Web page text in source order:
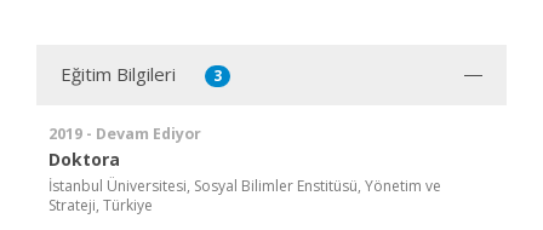
Eğitim Bilgileri 3
2019 - Devam Ediyor
Doktora
İstanbul Üniversitesi, Sosyal Bilimler Enstitüsü, Yönetim ve
Strateji, Türkiye